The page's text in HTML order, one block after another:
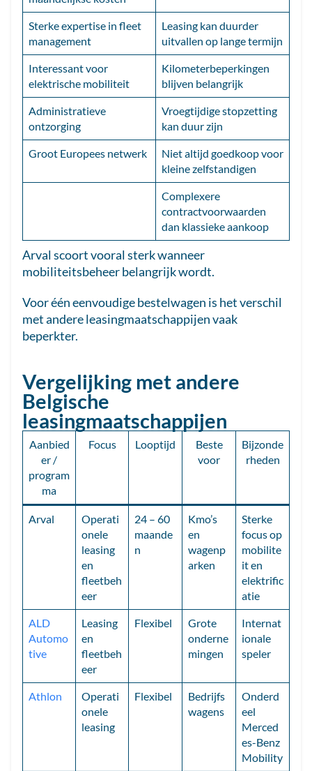
Sterke expertise in fleet
management
Leasing kan duurder
uitvallen op lange termijn
Interessant voor
elektrische mobiliteit
Kilometerbeperkingen
blijven belangrijk
Administratieve
ontzorging
Vroegtijdige stopzetting
kan duur zijn
Groot Europees netwerk
Niet altijd goedkoop voor
kleine zelfstandigen
Complexere
contractvoorwaarden
dan klassieke aankoop
Arval scoort vooral sterk wanneer
mobiliteitsbeheer belangrijk wordt.
Voor één eenvoudige bestelwagen is het verschil
met andere leasingmaatschappijen vaak
beperkter.
Vergelijking met andere
Belgische
leasingmaatschappijen
Aanbied
er /
program
ma
Focus Looptijd
Beste
voor
Bijzonde
rheden
Arval
Operati
onele
leasing
en
fleetbeh
eer
24 – 60
maande
n
Kmo’s
en
wagenp
arken
Sterke
focus op
mobilite
it en
elektrific
atie
ALD
Automo
tive
Leasing
en
fleetbeh
eer
Flexibel
Grote
onderne
mingen
Internat
ionale
speler
Athlon
Operati
onele
leasing
Flexibel
Bedrijfs
wagens
Onderd
eel
Merced
es-Benz
Mobility